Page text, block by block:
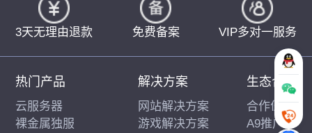
3天无理由退款 免费备案 VIP多对一服务
热门产品
云服务器
裸金属独服
解决方案
网站解决方案
游戏解决方案
生态合作
合作伙伴
A9推广